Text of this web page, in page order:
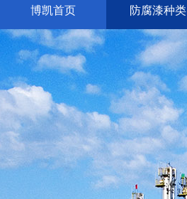
博凯首页 防腐漆种类